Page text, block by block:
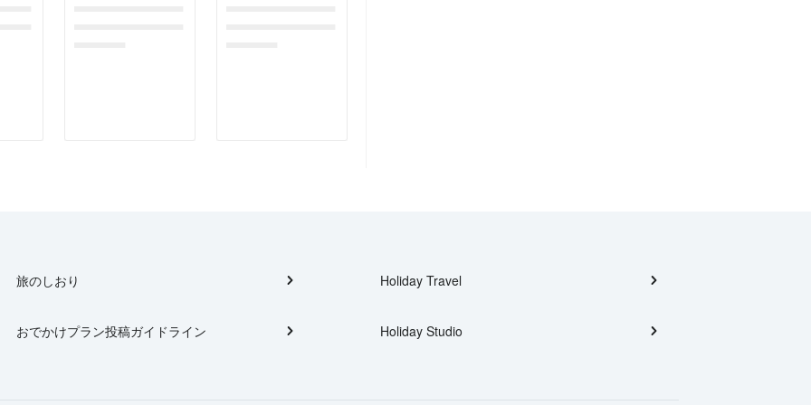
旅のしおり
おでかけプラン投稿ガイドライン
Holiday Travel
Holiday Studio